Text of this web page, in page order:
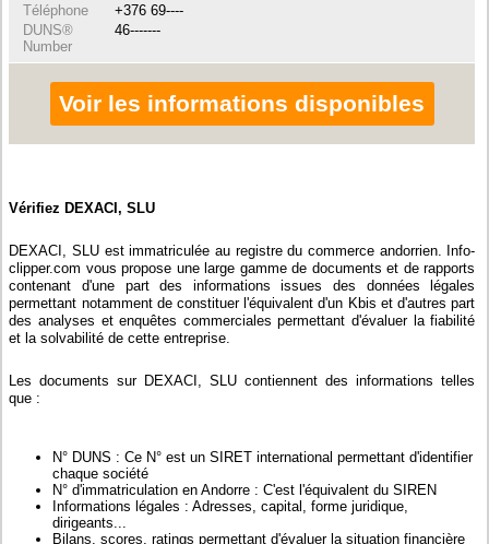
Téléphone
+376 69----
DUNS®
Number
46-------
Voir les informations disponibles
Vérifiez DEXACI, SLU
DEXACI, SLU est immatriculée au registre du commerce andorrien. Info-
clipper.com vous propose une large gamme de documents et de rapports
contenant d'une part des informations issues des données légales
permettant notamment de constituer l'équivalent d'un Kbis et d'autres part
des analyses et enquêtes commerciales permettant d'évaluer la fiabilité
et la solvabilité de cette entreprise.
Les documents sur DEXACI, SLU contiennent des informations telles
que :
N° DUNS : Ce N° est un SIRET international permettant d'identifier
chaque société
N° d'immatriculation en Andorre : C'est l'équivalent du SIREN
Informations légales : Adresses, capital, forme juridique,
dirigeants...
Bilans, scores, ratings permettant d'évaluer la situation financière